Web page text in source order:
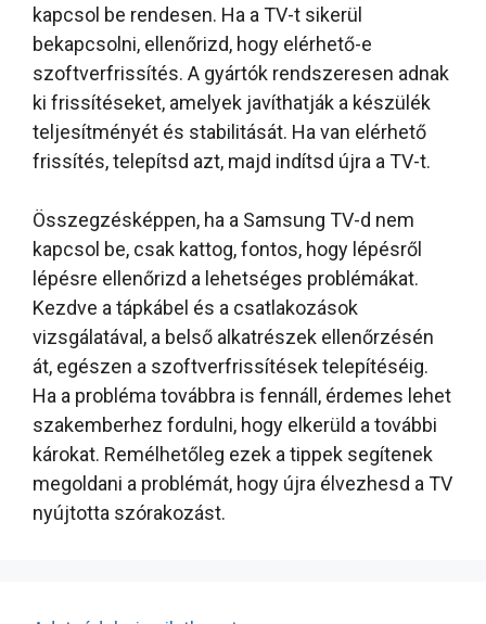
kapcsol be rendesen. Ha a TV-t sikerül
bekapcsolni, ellenőrizd, hogy elérhető-e
szoftverfrissítés. A gyártók rendszeresen adnak
ki frissítéseket, amelyek javíthatják a készülék
teljesítményét és stabilitását. Ha van elérhető
frissítés, telepítsd azt, majd indítsd újra a TV-t.
Összegzésképpen, ha a Samsung TV-d nem
kapcsol be, csak kattog, fontos, hogy lépésről
lépésre ellenőrizd a lehetséges problémákat.
Kezdve a tápkábel és a csatlakozások
vizsgálatával, a belső alkatrészek ellenőrzésén
át, egészen a szoftverfrissítések telepítéséig.
Ha a probléma továbbra is fennáll, érdemes lehet
szakemberhez fordulni, hogy elkerüld a további
károkat. Remélhetőleg ezek a tippek segítenek
megoldani a problémát, hogy újra élvezhesd a TV
nyújtotta szórakozást.